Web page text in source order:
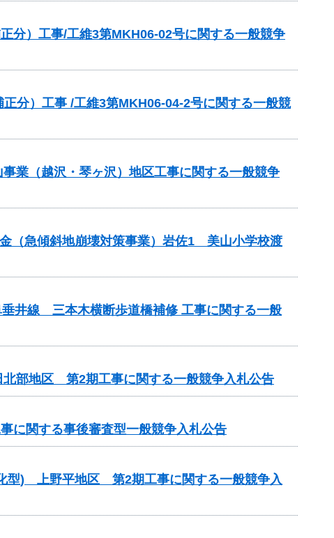
分）工事/工維3第MKH06-02号に関する一般競争
分）工事 /工維3第MKH06-04-2号に関する一般競
業（越沢・琴ヶ沢）地区工事に関する一般競争
（急傾斜地崩壊対策事業）岩佐1 美山小学校渡
井線 三本木横断歩道橋補修 工事に関する一般
部地区 第2期工事に関する一般競争入札公告
に関する事後審査型一般競争入札公告
型) 上野平地区 第2期工事に関する一般競争入